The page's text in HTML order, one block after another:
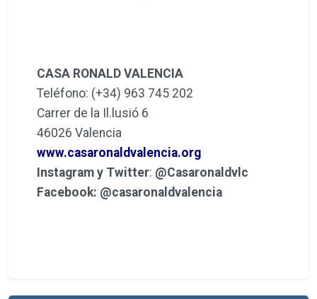
CASA RONALD VALENCIA
Teléfono: (+34) 963 745 202
Carrer de la Il.lusió 6
46026 Valencia
www.casaronaldvalencia.org
Instagram y Twitter: @Casaronaldvlc
Facebook: @casaronaldvalencia